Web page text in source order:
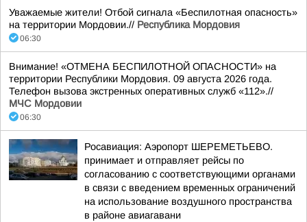
Уважаемые жители! Отбой сигнала «Беспилотная опасность»
на территории Мордовии.// Республика Мордовия
06:30
Внимание! «ОТМЕНА БЕСПИЛОТНОЙ ОПАСНОСТИ» на
территории Республики Мордовия. 09 августа 2026 года.
Телефон вызова экстренных оперативных служб «112».//
МЧС Мордовии
06:30
Росавиация: Аэропорт ШЕРЕМЕТЬЕВО.
принимает и отправляет рейсы по
согласованию с соответствующими органами
в связи с введением временных ограничений
на использование воздушного пространства
в районе авиагавани